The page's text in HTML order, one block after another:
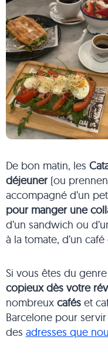
De bon matin, les
déjeuner(ou
accompagné d’un
pour manger une
d’un sandwich ou
à la tomate, d’un
Si vous êtes du
copieux dès votre
nombreux cafés et
Barcelone pour servir
des adresses que